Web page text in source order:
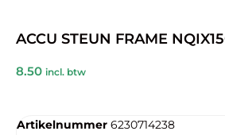
ACCU STEUN FRAME
8.50 incl. btw
Artikelnummer 6230714238